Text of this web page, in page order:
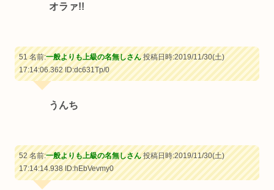
オラァ!!
51 名前:一般よりも上級の名無しさん投稿日時:2019/11/30(土)
17:14:06.362ID:dc631Tp/0
うんち
52 名前:一般よりも上級の名無しさん投稿日時:2019/11/30(土)
17:14:14.938ID:hEbVevmy0